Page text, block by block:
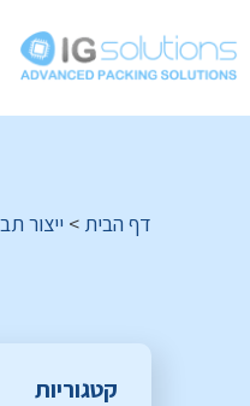
דף הבית > ייצור
קטגוריות